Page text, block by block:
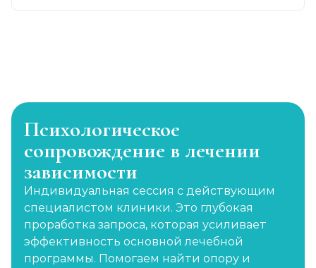
Психологическое
сопровождение в лечении
зависимости
Индивидуальная сессия с действующим
специалистом клиники. Это глубокая
проработка запроса, которая усиливает
эффективность основной лечебной
программы. Помогаем найти опору и